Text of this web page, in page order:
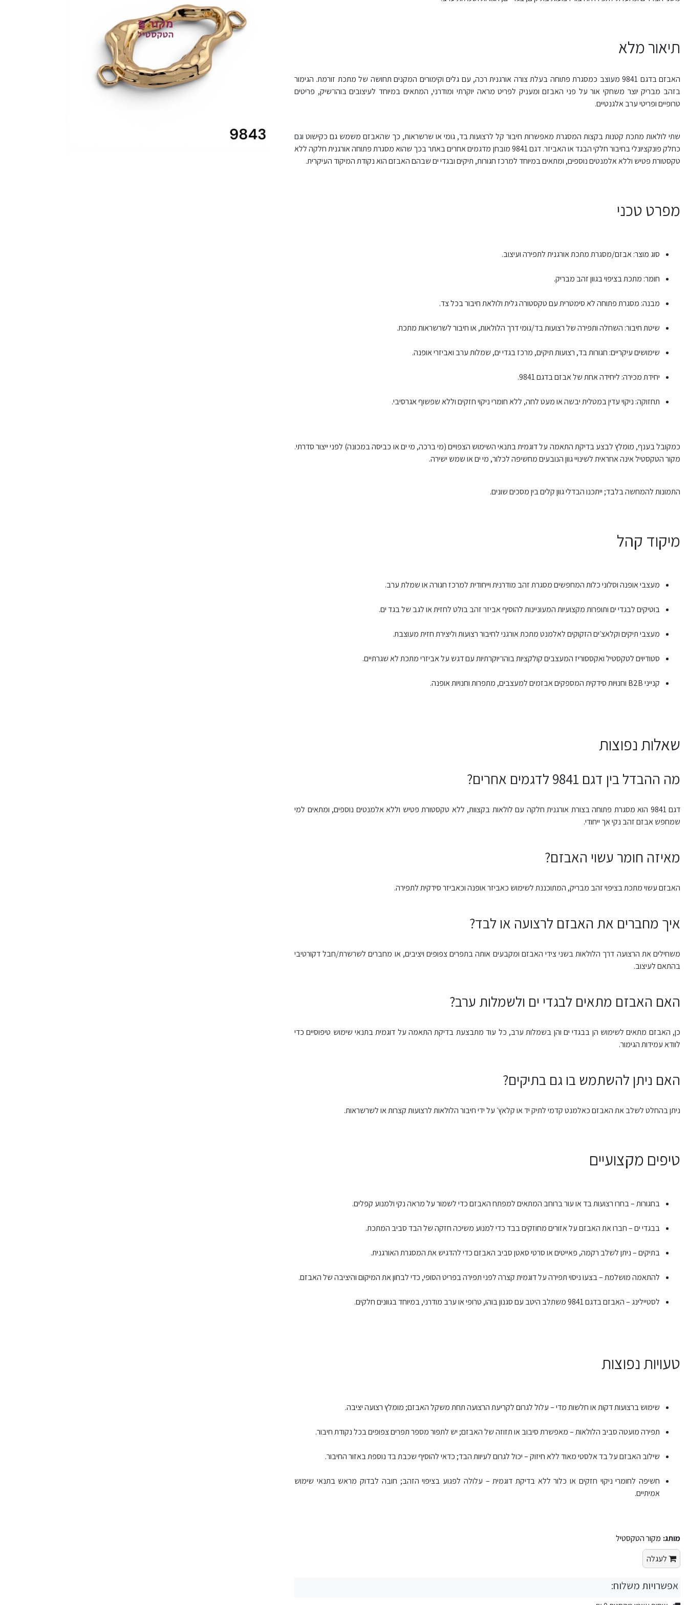
תיאור מלא
האבזם בדגם 9841 מעוצב כמסגרת פתוחה בעלת צורה אורגנית רכה, עם גלים וקימורים המקנים תחושה של מתכת זורמת. הגימור
בזהב מבריק יוצר משחקי אור על פני האבזם ומעניק לפריט מראה יוקרתי ומודרני, המתאים במיוחד לעיצובים בוהו־שיק, פריטים
טרופיים ופריטי ערב אלגנטיים.
שתי לולאות מתכת קטנות בקצות המסגרת מאפשרות חיבור קל לרצועות בד, גומי או שרשראות, כך שהאבזם משמש גם כקישוט וגם
כחלק פונקציונלי בחיבור חלקי הבגד או האביזר. דגם 9841 מובחן מדגמים אחרים באתר בכך שהוא מסגרת פתוחה אורגנית חלקה ללא
טקסטורת פטיש וללא אלמנטים נוספים, ומתאים במיוחד למרכז חגורות, תיקים ובגדי ים שבהם האבזם הוא נקודת המיקוד העיקרית.
מפרט טכני
סוג מוצר: אבזם/מסגרת מתכת אורגנית לתפירה ועיצוב.
חומר: מתכת בציפוי בגוון זהב מבריק.
מבנה: מסגרת פתוחה לא סימטרית עם טקסטורה גלית ולולאת חיבור בכל צד.
שיטת חיבור: השחלה ותפירה של רצועות בד/גומי דרך הלולאות, או חיבור לשרשראות מתכת.
שימושים עיקריים: חגורות בד, רצועות תיקים, מרכז בגדי ים, שמלות ערב ואביזרי אופנה.
יחידת מכירה: ליחידה אחת של אבזם בדגם 9841.
תחזוקה: ניקוי עדין במטלית יבשה או מעט לחה, ללא חומרי ניקוי חזקים וללא שפשוף אגרסיבי.
כמקובל בענף, מומלץ לבצע בדיקת התאמה על דוגמית בתנאי השימוש הצפויים (מי ברכה, מי ים או כביסה במכונה) לפני ייצור סדרתי.
מקור הטקסטיל אינה אחראית לשינויי גוון הנובעים מחשיפה לכלור, מי ים או שמש ישירה.
התמונות להמחשה בלבד; ייתכנו הבדלי גוון קלים בין מסכים שונים.
מיקוד קהל
מעצבי אופנה וסלוני כלות המחפשים מסגרת זהב מודרנית וייחודית למרכז חגורה או שמלת ערב.
בוטיקים לבגדי ים ותופרות מקצועיות המעוניינות להוסיף אביזר זהב בולט לחזית או לגב של בגד ים.
מעצבי תיקים וקלאצ׳ים הזקוקים לאלמנט מתכת אורגני לחיבור רצועות וליצירת חזית מעוצבת.
סטודיוים לטקסטיל ואקססוריז המעצבים קולקציות בוהו־יוקרתיות עם דגש על אביזרי מתכת לא שגרתיים.
קנייני B2B וחנויות סידקית המספקים אבזמים למעצבים, מתפרות וחנויות אופנה.
שאלות נפוצות
מה ההבדל בין דגם 9841 לדגמים אחרים?
דגם 9841 הוא מסגרת פתוחה בצורת אורגנית חלקה עם לולאות בקצוות, ללא טקסטורת פטיש וללא אלמנטים נוספים, ומתאים למי
שמחפש אבזם זהב נקי אך ייחודי.
מאיזה חומר עשוי האבזם?
האבזם עשוי מתכת בציפוי זהב מבריק, המתוכננת לשימוש כאביזר אופנה וכאביזר סידקית לתפירה.
איך מחברים את האבזם לרצועה או לבד?
משחילים את הרצועה דרך הלולאות בשני צידי האבזם ומקבעים אותה בתפרים צפופים ויציבים, או מחברים לשרשרת/חבל דקורטיבי
בהתאם לעיצוב.
האם האבזם מתאים לבגדי ים ולשמלות ערב?
כן, האבזם מתאים לשימוש הן בבגדי ים והן בשמלות ערב, כל עוד מתבצעת בדיקת התאמה על דוגמית בתנאי שימוש טיפוסיים כדי
לוודא עמידות הגימור.
האם ניתן להשתמש בו גם בתיקים?
ניתן בהחלט לשלב את האבזם כאלמנט קדמי לתיק יד או קלאץ׳ על ידי חיבור הלולאות לרצועות קצרות או לשרשראות.
טיפים מקצועיים
בחגורות – בחרו רצועות בד או עור ברוחב המתאים למפתח האבזם כדי לשמור על מראה נקי ולמנוע קפלים.
בבגדי ים – חברו את האבזם על אזורים מחוזקים בבד כדי למנוע משיכה חזקה של הבד סביב המתכת.
בתיקים – ניתן לשלב רקמה, פאייטים או סרטי סאטן סביב האבזם כדי להדגיש את המסגרת האורגנית.
להתאמה מושלמת – בצעו ניסוי תפירה על דוגמית קצרה לפני תפירה בפריט הסופי, כדי לבחון את המיקום והיציבה של האבזם.
לסטיילינג – האבזם בדגם 9841 משתלב היטב עם סגנון בוהו, טרופי או ערב מודרני, במיוחד בגוונים חלקים.
טעויות נפוצות
שימוש ברצועות דקות או חלשות מדי – עלול לגרום לקריעת הרצועה תחת משקל האבזם; מומלץ רצועה יציבה.
תפירה מועטה סביב הלולאות – מאפשרת סיבוב או תזוזה של האבזם; יש לתפור מספר תפרים צפופים בכל נקודת חיבור.
שילוב האבזם על בד אלסטי מאוד ללא חיזוק – יכול לגרום לעיוות הבד; כדאי להוסיף שכבת בד נוספת באזור החיבור.
חשיפה לחומרי ניקוי חזקים או כלור ללא בדיקת דוגמית – עלולה לפגוע בציפוי הזהב; חובה לבדוק מראש בתנאי שימוש
אמיתיים.
מותג: מקור הטקסטיל
לעגלה
אפשרויות משלוח: